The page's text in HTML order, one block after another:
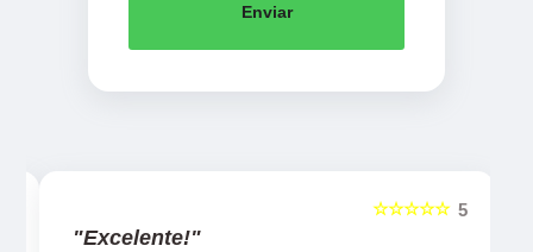
Enviar
5
☆☆☆☆☆
"Excelente!"